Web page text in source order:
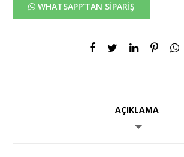
WHATSAPP'TAN SİPARİŞ
AÇIKLAMA